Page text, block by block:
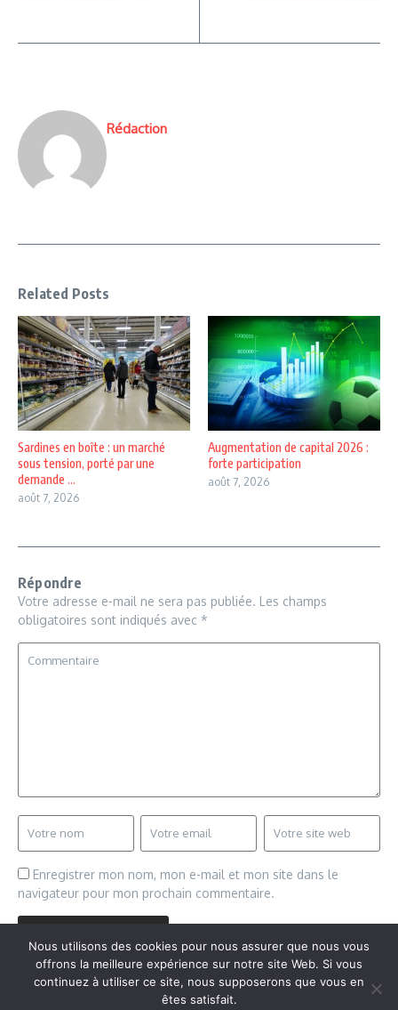
Rédaction
Related Posts
Sardines en boîte : un marché
sous tension, porté par une
demande ...
août 7, 2026
Augmentation de capital 2026 :
forte participation
août 7, 2026
Répondre
Votre adresse e-mail ne sera pas publiée. Les champs
obligatoires sont indiqués avec *
Enregistrer mon nom, mon e-mail et mon site dans le
navigateur pour mon prochain commentaire.
Nous utilisons des cookies pour nous assurer que nous vous
offrons la meilleure expérience sur notre site Web. Si vous
continuez à utiliser ce site, nous supposerons que vous en
êtes satisfait.